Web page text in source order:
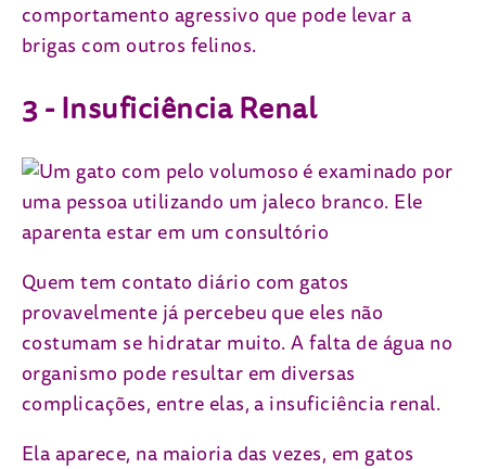
comportamento agressivo que pode levar a
brigas com outros felinos.
3 - Insuficiência Renal
Quem tem contato diário com gatos
provavelmente já percebeu que eles não
costumam se hidratar muito. A falta de água no
organismo pode resultar em diversas
complicações, entre elas, a insuficiência renal.
Ela aparece, na maioria das vezes, em gatos